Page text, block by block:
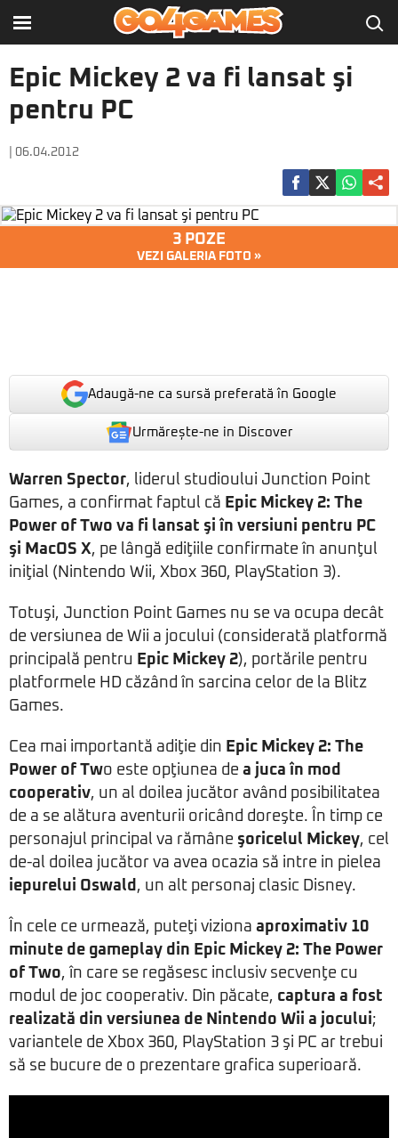
Epic Mickey 2 va fi lansat şi
pentru PC
| 06.04.2012
3 POZE
VEZI GALERIA FOTO »
Adaugă-ne ca sursă preferată în Google
Urmărește-ne in Discover
Warren Spector, liderul studioului Junction Point
Games, a confirmat faptul că Epic Mickey 2: The
Power of Two va fi lansat şi în versiuni pentru PC
şi MacOS X, pe lângă ediţiile confirmate în anunţul
iniţial (Nintendo Wii, Xbox 360, PlayStation 3).
Totuşi, Junction Point Games nu se va ocupa decât
de versiunea de Wii a jocului (considerată platformă
principală pentru Epic Mickey 2), portările pentru
platformele HD căzând în sarcina celor de la Blitz
Games.
Cea mai importantă adiţie din Epic Mickey 2: The
Power of Two este opţiunea de a juca în mod
cooperativ, un al doilea jucător având posibilitatea
de a se alătura aventurii oricând doreşte. În timp ce
personajul principal va rămâne şoricelul Mickey, cel
de-al doilea jucător va avea ocazia să intre in pielea
iepurelui Oswald , un alt personaj clasic Disney.
În cele ce urmează, puteţi viziona aproximativ 10
minute de gameplay din Epic Mickey 2: The Power
of Two, în care se regăsesc inclusiv secvenţe cu
modul de joc cooperativ. Din păcate, captura a fost
realizată din versiunea de Nintendo Wii a jocului;
variantele de Xbox 360, PlayStation 3 şi PC ar trebui
să se bucure de o prezentare grafica superioară.